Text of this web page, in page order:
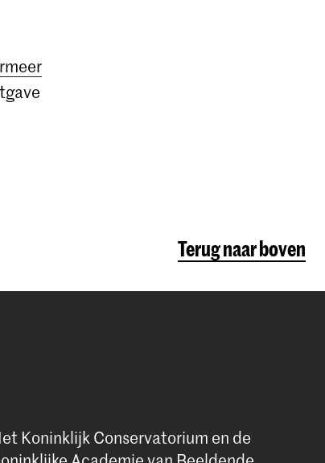
Terug naar boven
Koninklijk Conservatorium en de